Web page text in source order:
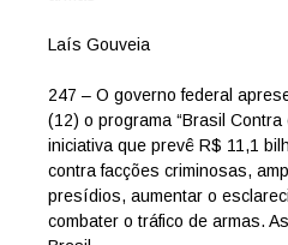
Laís Gouveia
247 – O governo federal
(12) o programa “Brasil Contra
iniciativa que prevê R$ 11,1
contra facções criminosas,
presídios, aumentar o
combater o tráfico de armas.